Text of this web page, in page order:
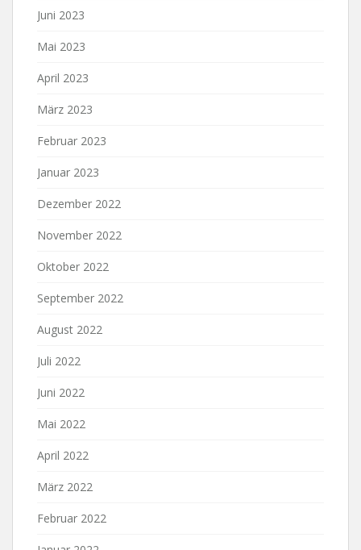
Juni 2023
Mai 2023
April 2023
März 2023
Februar 2023
Januar 2023
Dezember 2022
November 2022
Oktober 2022
September 2022
August 2022
Juli 2022
Juni 2022
Mai 2022
April 2022
März 2022
Februar 2022